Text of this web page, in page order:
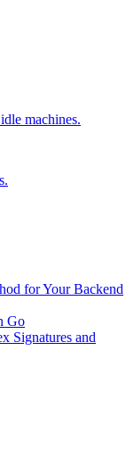
machines.
for Your Backend
Go
Signatures and